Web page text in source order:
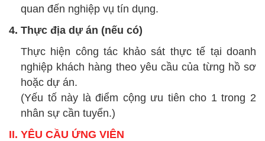
quan đến nghiệp vụ tín dụng.
4. Thực địa dự án (nếu có)
Thực hiện công tác khảo sát thực tế tại doanh
nghiệp khách hàng theo yêu cầu của từng hồ sơ
hoặc dự án.
(Yếu tố này là điểm cộng ưu tiên cho 1 trong 2
nhân sự cần tuyển.)
II. YÊU CẦU ỨNG VIÊN